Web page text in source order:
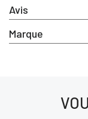
Avis
Marque